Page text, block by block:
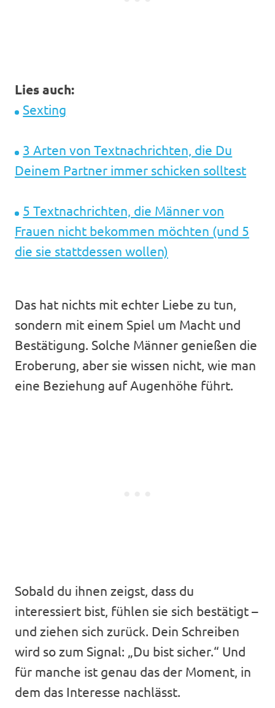
Lies auch:
Sexting
3 Arten von Textnachrichten, die Du
Deinem Partner immer schicken solltest
5 Textnachrichten, die Männer von
Frauen nicht bekommen möchten (und 5
die sie stattdessen wollen)
Das hat nichts mit echter Liebe zu tun,
sondern mit einem Spiel um Macht und
Bestätigung. Solche Männer genießen die
Eroberung, aber sie wissen nicht, wie man
eine Beziehung auf Augenhöhe führt.
Sobald du ihnen zeigst, dass du
interessiert bist, fühlen sie sich bestätigt –
und ziehen sich zurück. Dein Schreiben
wird so zum Signal: „Du bist sicher.“ Und
für manche ist genau das der Moment, in
dem das Interesse nachlässt.